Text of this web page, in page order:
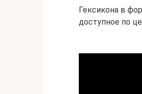
Гексикона в
доступное по